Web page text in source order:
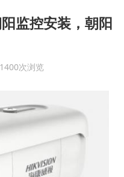
监控安装，朝阳
次浏览